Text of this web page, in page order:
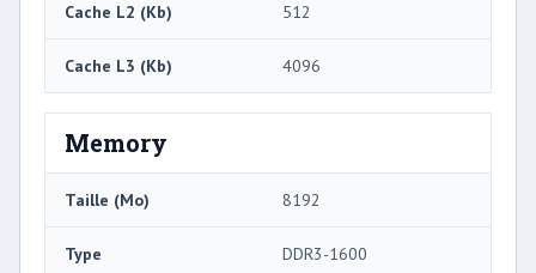
Cache L2 (Kb) 512
Cache L3 (Kb) 4096
Memory
Taille (Mo) 8192
Type DDR3-1600